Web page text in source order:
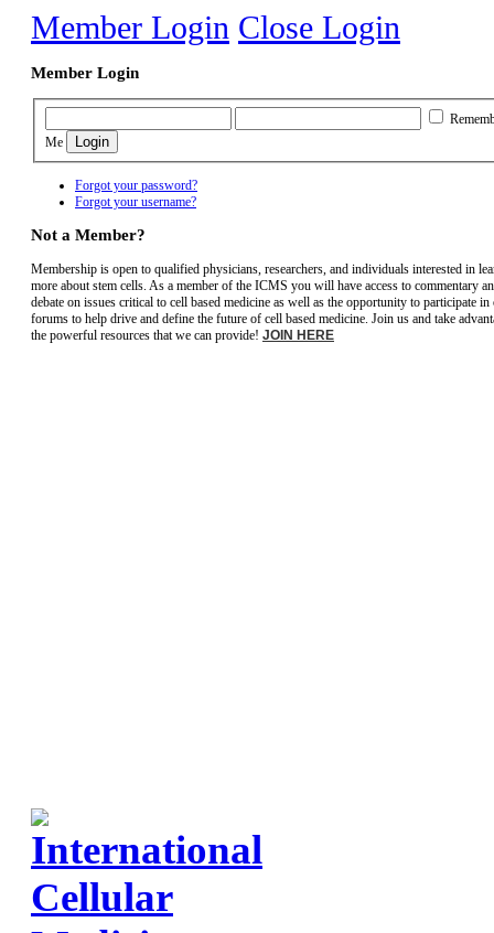
Member Login Close Login
Member Login
Me
Forgot your password?
Forgot your username?
Not a Member?
Membership is open to qualified physicians, researchers, and individuals interested in
more about stem cells. As a member of the ICMS you will have access to commentary
debate on issues critical to cell based medicine as well as the opportunity to participate in
forums to help drive and define the future of cell based medicine. Join us and take
the powerful resources that we can provide! JOIN HERE